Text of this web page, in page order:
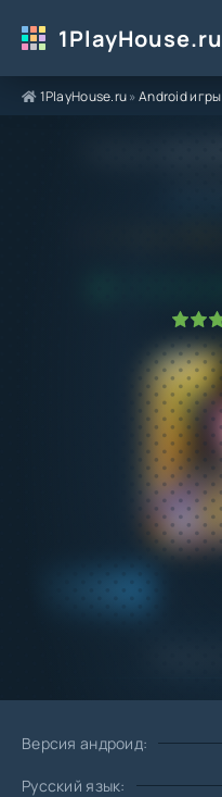
1PlayHouse.ru
1PlayHouse.ru»Android игры
Версия андроид:
Русский язык: